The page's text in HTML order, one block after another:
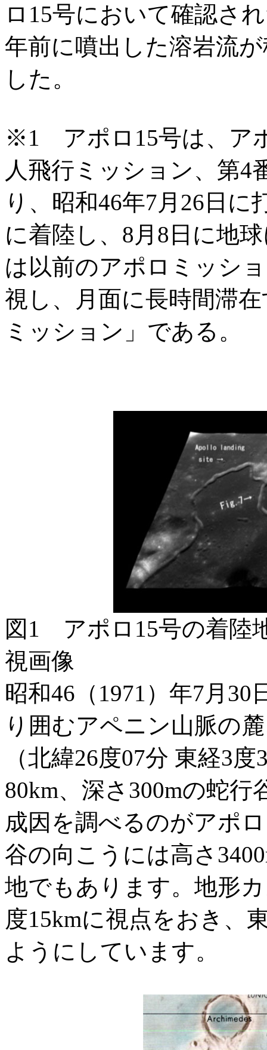
ロ15号において確認さ
年前に噴出した溶岩流
した。
※1 アポロ15号は、ア
人飛行ミッション、第4
り、昭和46年7月26日に
に着陸し、8月8日に地
は以前のアポロミッシ
視し、月面に長時間滞
ミッション」である。
図1 アポロ15号の着陸
視画像
昭和46（1971）年7月
り囲むアペニン山脈の
（北緯26度07分 東経3
80km、深さ300mの蛇
成因を調べるのがアポ
谷の向こうには高さ
地でもあります。地形
度15kmに視点をおき、
ようにしています。